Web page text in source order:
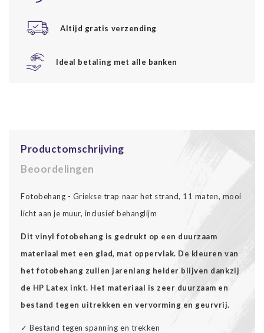
Altijd gratis verzending
Ideal betaling met alle banken
Productomschrijving
Beoordelingen
Fotobehang - Griekse trap naar het strand, 11 maten, mooi
licht aan je muur, inclusief behanglijm
Dit vinyl fotobehang is gedrukt op een duurzaam
materiaal met een glad, mat oppervlak. De kleuren van
het fotobehang zullen jarenlang helder blijven dankzij
de HP Latex inkt. Het materiaal is zeer duurzaam en
bestand tegen uitrekken en vervorming en geurvrij.
✓ Bestand tegen spanning en trekken